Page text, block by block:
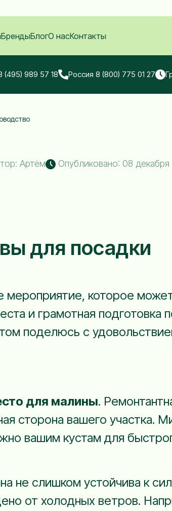
БрендыБлогО насКонтакты
(495) 989 57 18 Россия 8 (800) 775 01 27
Артём Опубликовано: 08 декабря
для посадки
которое
и грамотная подготовка
поделюсь с
для малины.
сторона вашего участка.
вашим кустам для
не слишком устойчива к
от холодных ветров.